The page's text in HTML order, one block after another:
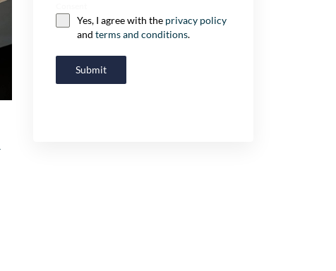
Yes, I agree with the privacy policy
and terms and conditions.
Submit